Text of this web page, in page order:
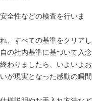
全性などの検査を行いま
、すべての基準をクリアし
の社内基準に基づいて入念
わりましたら、いよいよお
が現実となった感動の瞬間